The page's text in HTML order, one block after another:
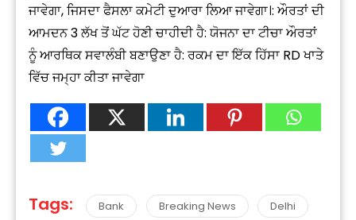
ਜਾਵੇਗਾ, ਜਿਸਦਾ ਫੈਸਲਾ ਕਮੇਟੀ ਦੁਆਰਾ ਲਿਆ ਜਾਵੇਗਾ।: ਔਰਤਾਂ ਦੀ
ਆਮਦਨ ₹3 ਲੱਖ ਤੋਂ ਘੱਟ ਹੋਣੀ ਚਾਹੀਦੀ ਹੈ: ਯੋਜਨਾ ਦਾ ਟੀਚਾ ਔਰਤਾਂ
ਨੂੰ ਆਰਥਿਕ ਸਵਾਲੰਬੀ ਬਣਾਉਣਾ ਹੈ: ਰਕਮ ਦਾ ਇੱਕ ਹਿੱਸਾ RD ਖਾਤੇ
ਵਿੱਚ ਜਮ੍ਹਾ ਕੀਤਾ ਜਾਵੇਗਾ
Tags: Bank Breaking News
Delhi